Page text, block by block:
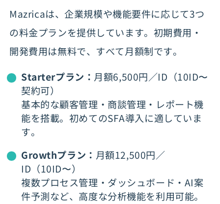
Mazricaは、企業規模や機能要件に応じて3つ
の料金プランを提供しています。初期費用・
開発費用は無料で、すべて月額制です。
Starterプラン： 月額6,500円／ID（10ID〜
契約可）
基本的な顧客管理・商談管理・レポート機
能を搭載。初めてのSFA導入に適していま
す。
Growthプラン： 月額12,500円／
ID（10ID〜）
複数プロセス管理・ダッシュボード・AI案
件予測など、高度な分析機能を利用可能。